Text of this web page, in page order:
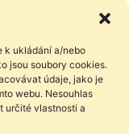
k ukládání a/nebo
jsou soubory cookies.
údaje, jako je
webu. Nesouhlas
určité vlastnosti a
Lepší
zkoušky,
Jak je na tom s
vás.